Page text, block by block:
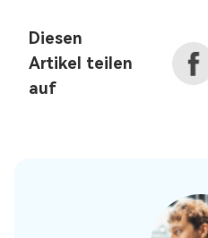
Diesen
Artikel teilen
auf